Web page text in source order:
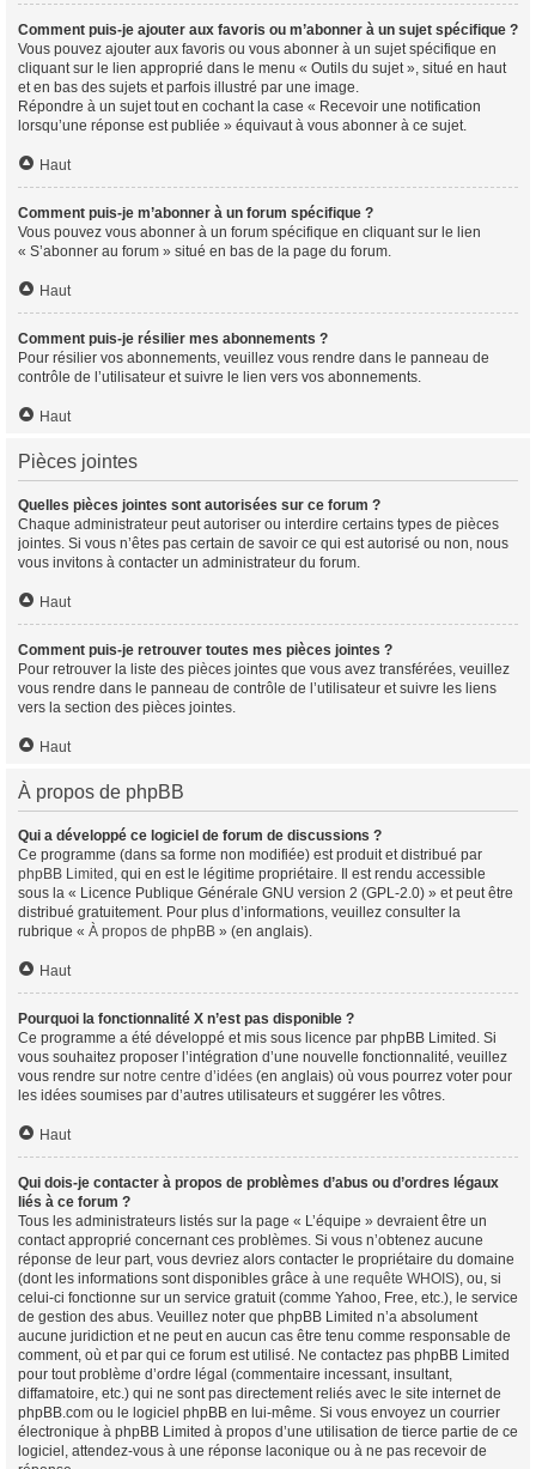
Comment puis-je ajouter aux favoris ou m’abonner à un sujet spécifique ?
Vous pouvez ajouter aux favoris ou vous abonner à un sujet spécifique en
cliquant sur le lien approprié dans le menu « Outils du sujet », situé en haut
et en bas des sujets et parfois illustré par une image.
Répondre à un sujet tout en cochant la case « Recevoir une notification
lorsqu’une réponse est publiée » équivaut à vous abonner à ce sujet.
Haut
Comment puis-je m’abonner à un forum spécifique ?
Vous pouvez vous abonner à un forum spécifique en cliquant sur le lien
« S’abonner au forum » situé en bas de la page du forum.
Haut
Comment puis-je résilier mes abonnements ?
Pour résilier vos abonnements, veuillez vous rendre dans le panneau de
contrôle de l’utilisateur et suivre le lien vers vos abonnements.
Haut
Pièces jointes
Quelles pièces jointes sont autorisées sur ce forum ?
Chaque administrateur peut autoriser ou interdire certains types de pièces
jointes. Si vous n’êtes pas certain de savoir ce qui est autorisé ou non, nous
vous invitons à contacter un administrateur du forum.
Haut
Comment puis-je retrouver toutes mes pièces jointes ?
Pour retrouver la liste des pièces jointes que vous avez transférées, veuillez
vous rendre dans le panneau de contrôle de l’utilisateur et suivre les liens
vers la section des pièces jointes.
Haut
À propos de phpBB
Qui a développé ce logiciel de forum de discussions ?
Ce programme (dans sa forme non modifiée) est produit et distribué par
phpBB Limited , qui en est le légitime propriétaire. Il est rendu accessible
sous la « Licence Publique Générale GNU version 2 (GPL-2.0) » et peut être
distribué gratuitement. Pour plus d’informations, veuillez consulter la
rubrique « À propos de phpBB » (en anglais).
Haut
Pourquoi la fonctionnalité X n’est pas disponible ?
Ce programme a été développé et mis sous licence par phpBB Limited. Si
vous souhaitez proposer l’intégration d’une nouvelle fonctionnalité, veuillez
vous rendre sur notre centre d’idées (en anglais) où vous pourrez voter pour
les idées soumises par d’autres utilisateurs et suggérer les vôtres.
Haut
Qui dois-je contacter à propos de problèmes d’abus ou d’ordres légaux
liés à ce forum ?
Tous les administrateurs listés sur la page « L’équipe » devraient être un
contact approprié concernant ces problèmes. Si vous n’obtenez aucune
réponse de leur part, vous devriez alors contacter le propriétaire du domaine
(dont les informations sont disponibles grâce à une requête WHOIS), ou, si
celui-ci fonctionne sur un service gratuit (comme Yahoo, Free, etc.), le service
de gestion des abus. Veuillez noter que phpBB Limited n’a absolument
aucune juridiction et ne peut en aucun cas être tenu comme responsable de
comment, où et par qui ce forum est utilisé. Ne contactez pas phpBB Limited
pour tout problème d’ordre légal (commentaire incessant, insultant,
diffamatoire, etc.) qui ne sont pas directement reliés avec le site internet de
phpBB.com ou le logiciel phpBB en lui-même. Si vous envoyez un courrier
électronique à phpBB Limited à propos d’une utilisation de tierce partie de ce
logiciel, attendez-vous à une réponse laconique ou à ne pas recevoir de